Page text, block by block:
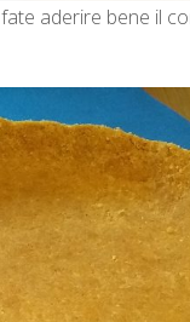
aderire bene il